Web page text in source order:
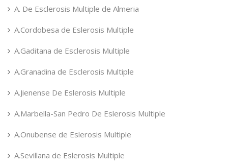
A. De Esclerosis Multiple de Almeria
A.Cordobesa de Eslerosis Multiple
A.Gaditana de Esclerosis Multiple
A.Granadina de Esclerosis Multiple
A.Jienense De Eslerosis Multiple
A.Marbella-San Pedro De Eslerosis Multiple
A.Onubense de Eslerosis Multiple
A.Sevillana de Eslerosis Multiple